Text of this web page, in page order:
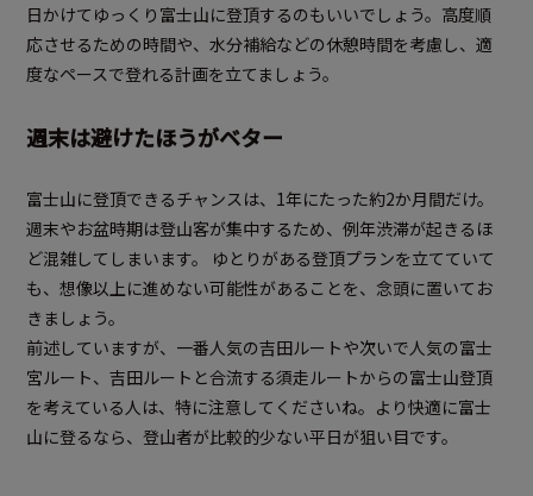
日かけてゆっくり富士山に登頂するのもいいでしょう。高度順
応させるための時間や、水分補給などの休憩時間を考慮し、適
度なペースで登れる計画を立てましょう。
週末は避けたほうがベター
富士山に登頂できるチャンスは、1年にたった約2か月間だけ。
週末やお盆時期は登山客が集中するため、例年渋滞が起きるほ
ど混雑してしまいます。 ゆとりがある登頂プランを立てていて
も、想像以上に進めない可能性があることを、念頭に置いてお
きましょう。
前述していますが、一番人気の吉田ルートや次いで人気の富士
宮ルート、吉田ルートと合流する須走ルートからの富士山登頂
を考えている人は、特に注意してくださいね。より快適に富士
山に登るなら、登山者が比較的少ない平日が狙い目です。